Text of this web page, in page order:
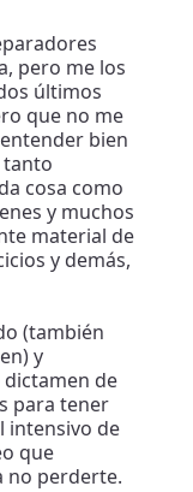
pero me los
últimos
que no me
bien
tanto
cosa como
y muchos
material de
y demás,
(también
y
de
para tener
intensivo de
que
no perderte.